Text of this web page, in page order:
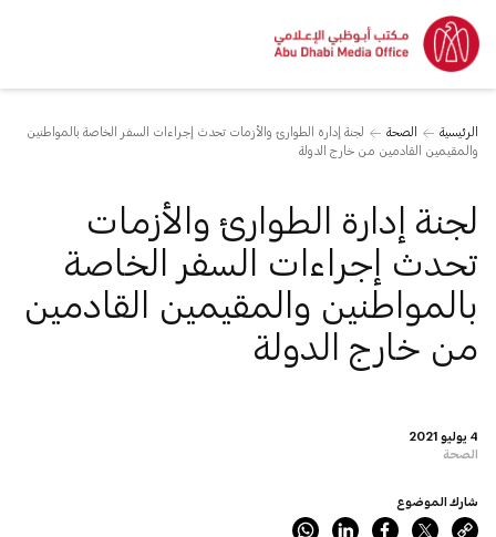
الرئيسية الصحة
لجنة إدارة الطوارئ والأزمات تحدث إجراءات السفر الخاصة بالمواطنين
والمقيمين القادمين من خارج الدولة
4 يوليو 2021
الصحة
لجنة إدارة الطوارئ والأزمات
تحدث إجراءات السفر الخاصة
بالمواطنين والمقيمين القادمين
من خارج الدولة
شارك الموضوع